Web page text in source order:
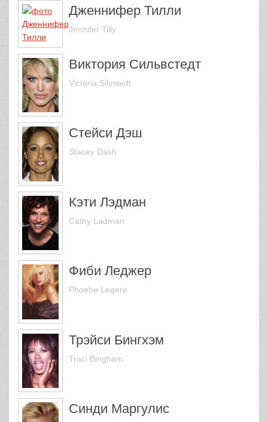
Дженнифер Тилли
Jennifer Tilly
Виктория Сильвстедт
Victoria Silvstedt
Стейси Дэш
Stacey Dash
Кэти Лэдман
Cathy Ladman
Фиби Леджер
Phoebe Legere
Трэйси Бингхэм
Traci Bingham
Синди Маргулис